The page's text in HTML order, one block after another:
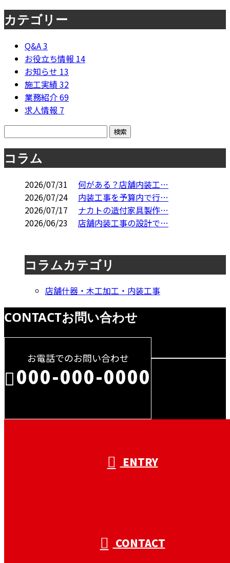
カテゴリー
Q&A3
お役立ち情報 14
お知らせ 13
施工実績32
業務紹介69
求人情報 7
コラム
2026/07/31
何がある？店舗内装工…
2026/07/24
内装工事を予算内で行…
2026/07/17
ナカトの造付家具製作…
2026/06/23
店舗内装工事の設計で…
コラムカテゴリ
店舗什器・木工加工・内装工事
CONTACTお問い合わせ
お電話でのお問い合わせ
000-000-0000
ENTRY
CONTACT